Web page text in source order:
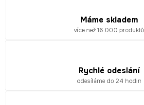
Máme skladem
více než 16 000 produktů
Rychlé odeslání
odesíláme do 24 hodin